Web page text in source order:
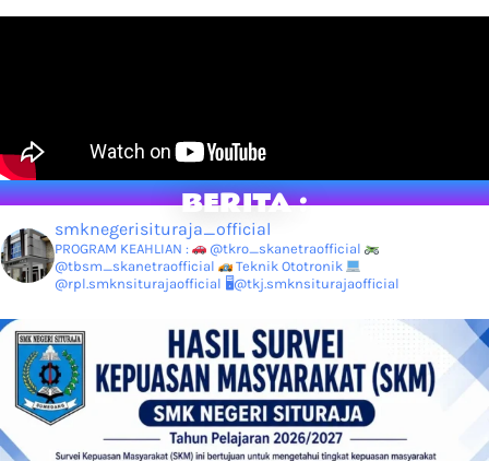
BERITA :
smknegerisituraja_official
PROGRAM KEAHLIAN :
@tkro_skanetraofficial
@tbsm_skanetraofficial
Teknik Ototronik
@rpl.smknsiturajaofficial 🖥@tkj.smknsiturajaofficial